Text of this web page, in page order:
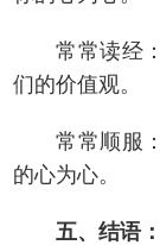
常常读经
们的价值观。
常常顺服
的心为心。
五、结语